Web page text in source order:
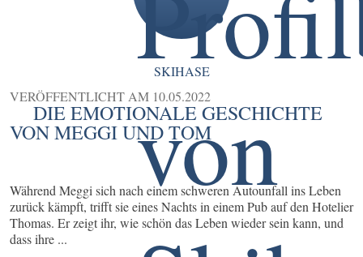
SKIHASE
VERÖFFENTLICHT AM 10.05.2022
DIE EMOTIONALE GESCHICHTE
VON MEGGI UND TOM
Während Meggi sich nach einem schweren Autounfall ins Leben
zurück kämpft, trifft sie eines Nachts in einem Pub auf den Hotelier
Thomas. Er zeigt ihr, wie schön das Leben wieder sein kann, und
dass ihre ...